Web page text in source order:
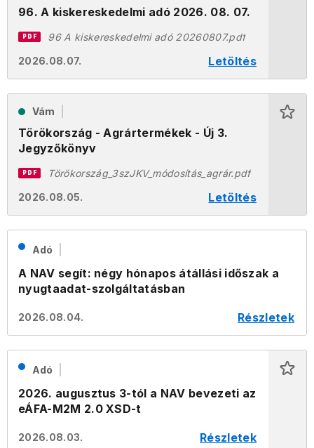
96. A kiskereskedelmi adó 2026. 08. 07.
2026.08.07. Letöltés
PDF 96 A kiskereskedelmi adó 20260807.pdf
Vám
Törökország - Agrártermékek - Új 3.
Jegyzőkönyv
2026.08.05. Letöltés
PDF Törökország_3szJKV_módosítás_agrár.pdf
Adó
A NAV segít: négy hónapos átállási időszak a
nyugtaadat-szolgáltatásban
2026.08.04. Részletek
Adó
2026. augusztus 3-tól a NAV bevezeti az
eÁFA-M2M 2.0 XSD-t
2026.08.03. Részletek